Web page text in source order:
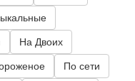
На Двоих
По сети